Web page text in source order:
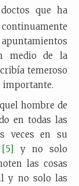
que ha
medio de la
temeroso
importante.
hombre de
en todas las
veces en su
[5] y no solo
las cosas
y no solo las